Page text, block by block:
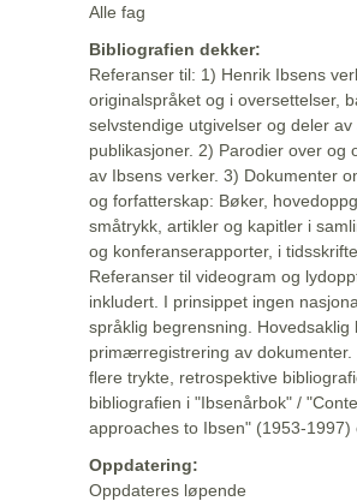
Alle fag
Bibliografien dekker:
Referanser til: 1) Henrik Ibsens
originalspråket og i oversettelser,
selvstendige utgivelser og deler av
publikasjoner. 2) Parodier over og
av Ibsens verker. 3) Dokumenter
og forfatterskap: Bøker,
småtrykk, artikler og kapitler i
og konferanserapporter, i
Referanser til videogram og
inkludert. I prinsippet ingen
språklig begrensning. Hovedsaklig
primærregistrering av
flere trykte, retrospektive
bibliografien i "Ibsenårbok" /
approaches to Ibsen" (1953-1997)
Oppdatering:
Oppdateres løpende